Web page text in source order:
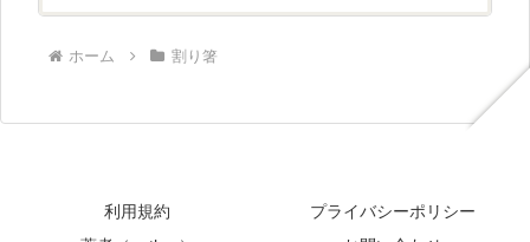
ホーム 割り箸
利用規約
プライバシーポリシー